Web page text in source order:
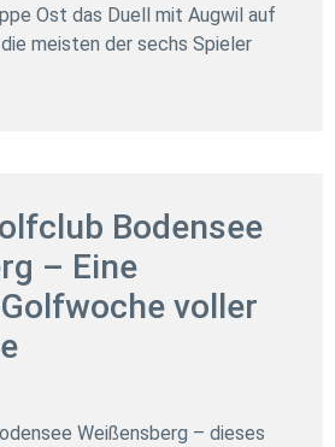
Ost das Duell mit Augwil auf
meisten der sechs Spieler
Bodensee
– Eine
voller
Weißensberg – dieses